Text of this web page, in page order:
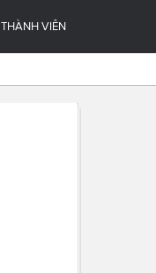
THÀNH VIÊN